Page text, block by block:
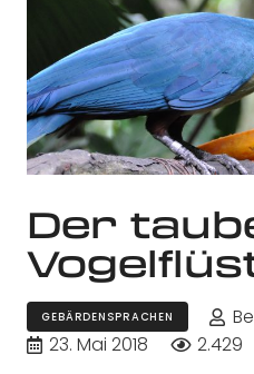
Der
GEBÄRDENSPRACHEN
23. Mai 2018
2.429